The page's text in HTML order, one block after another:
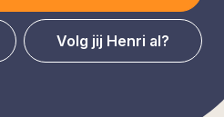
Volg jij Henri al?